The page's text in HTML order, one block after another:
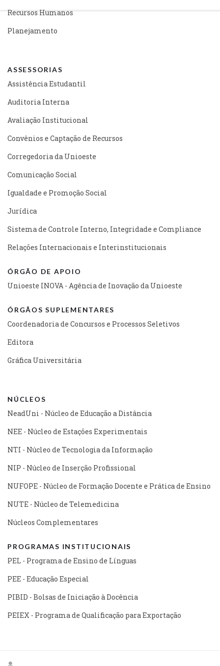
Recursos Humanos
Planejamento
ASSESSORIAS
Assistência Estudantil
Auditoria Interna
Avaliação Institucional
Convênios e Captação de Recursos
Corregedoria da Unioeste
Comunicação Social
Igualdade e Promoção Social
Jurídica
Sistema de Controle Interno, Integridade e Compliance
Relações Internacionais e Interinstitucionais
ÓRGÃO DE APOIO
Unioeste INOVA - Agência de Inovação da Unioeste
ÓRGÃOS SUPLEMENTARES
Coordenadoria de Concursos e Processos Seletivos
Editora
Gráfica Universitária
NÚCLEOS
NeadUni - Núcleo de Educação a Distância
NEE - Núcleo de Estações Experimentais
NTI - Núcleo de Tecnologia da Informação
NIP - Núcleo de Inserção Profissional
NUFOPE - Núcleo de Formação Docente e Prática de Ensino
NUTE - Núcleo de Telemedicina
Núcleos Complementares
PROGRAMAS INSTITUCIONAIS
PEL - Programa de Ensino de Línguas
PEE - Educação Especial
PIBID - Bolsas de Iniciação à Docência
PEIEX - Programa de Qualificação para Exportação